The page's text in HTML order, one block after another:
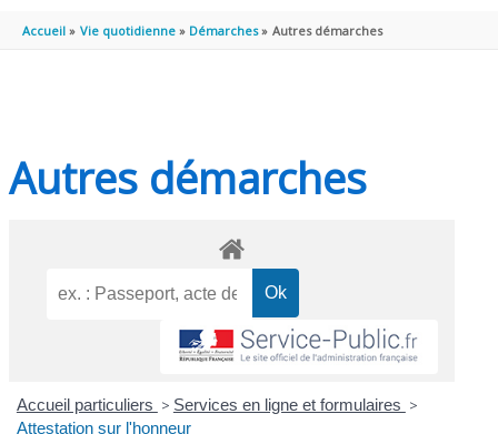
PRINCIPAL
Accueil Vie quotidienne Démarches Autres démarches
Autres démarches
Accueil particuliers > Services en ligne et formulaires >
Attestation sur l'honneur